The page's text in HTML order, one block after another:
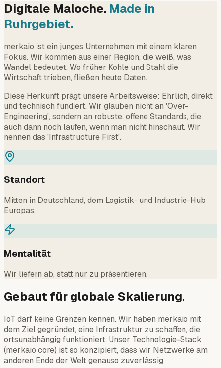
Digitale Maloche. Made in
Ruhrgebiet.
merkaio ist ein junges Unternehmen mit einem klaren
Fokus. Wir kommen aus einer Region, die weiß, was
Wandel bedeutet. Wo früher Kohle und Stahl die
Wirtschaft trieben, fließen heute Daten.
Diese Herkunft prägt unsere Arbeitsweise: Ehrlich, direkt
und technisch fundiert. Wir glauben nicht an 'Over-
Engineering', sondern an robuste, offene Standards, die
auch dann noch laufen, wenn man nicht hinschaut. Wir
nennen das 'Infrastructure First'.
Standort
Mitten in Deutschland, dem Logistik- und Industrie-Hub
Europas.
Mentalität
Wir liefern ab, statt nur zu präsentieren.
Gebaut für globale Skalierung.
IoT darf keine Grenzen kennen. Wir haben merkaio mit
dem Ziel gegründet, eine Infrastruktur zu schaffen, die
ortsunabhängig funktioniert. Unser Technologie-Stack
(merkaio core) ist so konzipiert, dass wir Netzwerke am
anderen Ende der Welt genauso zuverlässig